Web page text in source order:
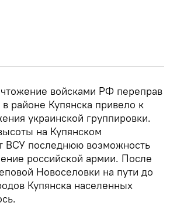
войсками РФ переправ
районе Купянска привело к
украинской группировки.
на Купянском
ВСУ последнюю возможность
российской армии. После
Новоселовки на пути до
Купянска населенных